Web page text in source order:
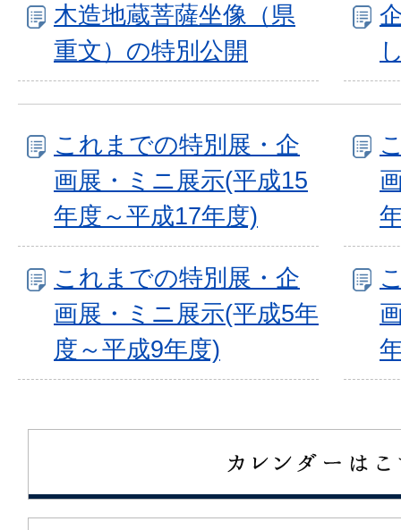
木造地蔵菩薩坐像（県
重文）の特別公開
これまでの特別展・企
画展・ミニ展示(平成15
年度～平成17年度)
これまでの特別展・企
画展・ミニ展示(平成5年
度～平成9年度)